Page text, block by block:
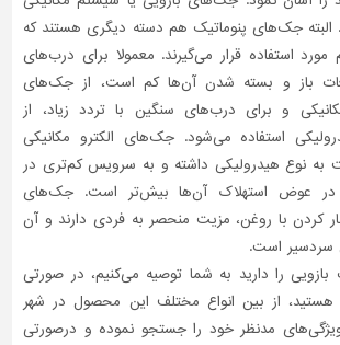
البته جک‌های پنوماتیک هم دسته دیگری هستند که
مورد استفاده قرار می‌گیرند. معمولا برای درب‌های
باز و بسته شدن آن‌ها کم است، از جک‌های
و برای درب‌های سنگین با تردد زیاد، از
استفاده می‌شود. جک‌های الکترو مکانیکی
به نوع هیدرولیکی داشته و به سرویس کم‌تری در
در عوض استهلاک آن‌ها بیش‌تر است. جک‌های
کردن با روغن، مزیت منحصر به فردی دارند و آن
سردسیر است.
را دارید به شما توصیه می‌کنیم، در صورتی
هستید، از بین انواع مختلف این محصول در شهر
مدنظر خود را جستجو نموده و درصورتی‌